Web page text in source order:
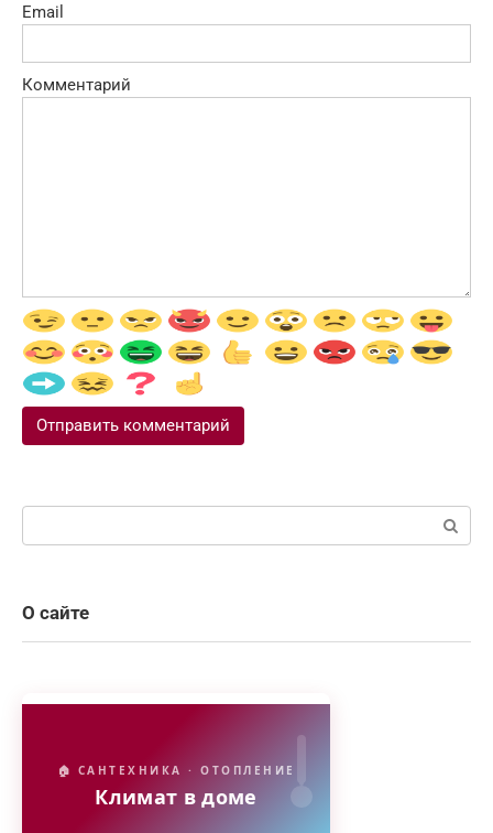
Email
Комментарий
О сайте
🏠 САНТЕХНИКА · ОТОПЛЕНИЕ
Климат в доме